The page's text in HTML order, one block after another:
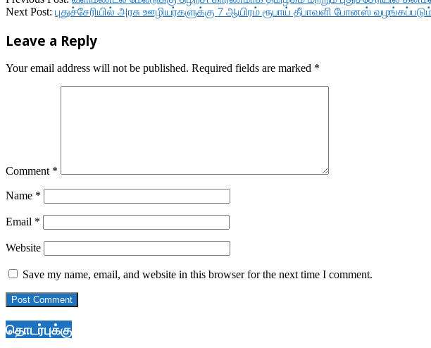
10-
Next Post: புதுச்சேரியில் அரசு ஊழியர்களுக்கு 7 ஆயிரம் ரூபாய் தீபாவளி போனஸ்
Leave a Reply
Your email address will not be published. Required fields are marked *
Comment *
Name *
Email *
Website
Save my name, email, and website in this browser for the next time I comment.
தொடர்புக்கு